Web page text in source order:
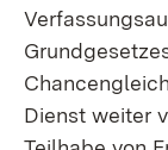
Dienst weiter